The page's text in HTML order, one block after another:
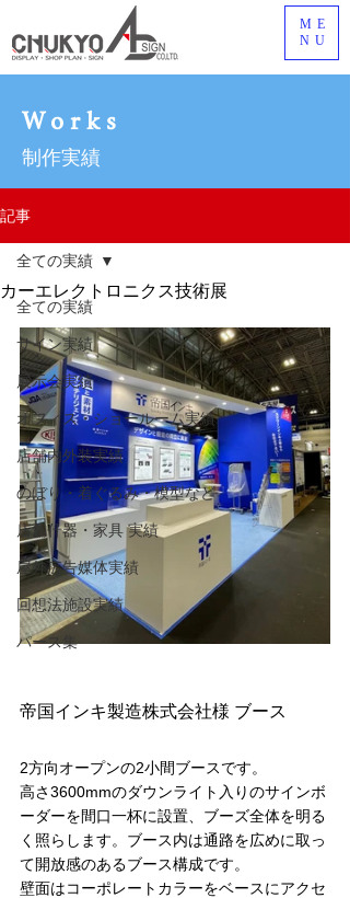
ME
NU
制作実績
Works
記事
全ての実績
サイン実績
展示会実績
オフィス・ショールーム実績
店舗内外装実績
のぼり・着ぐるみ・模型など
店舗什器・家具 実績
屋外広告媒体実績
回想法施設実績
パース集
全ての実績
カーエレクトロニクス技術展
帝国インキ製造株式会社様 ブース
2方向オープンの2小間ブースです。
高さ3600mmのダウンライト入りのサインボ
ーダーを間口一杯に設置、ブーズ全体を明る
く照らします。ブース内は通路を広めに取っ
て開放感のあるブース構成です。
壁面はコーポレートカラーをベースにアクセ